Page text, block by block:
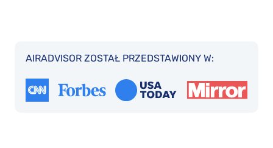
AIRADVISOR ZOSTAŁ PRZEDSTAWIONY W: